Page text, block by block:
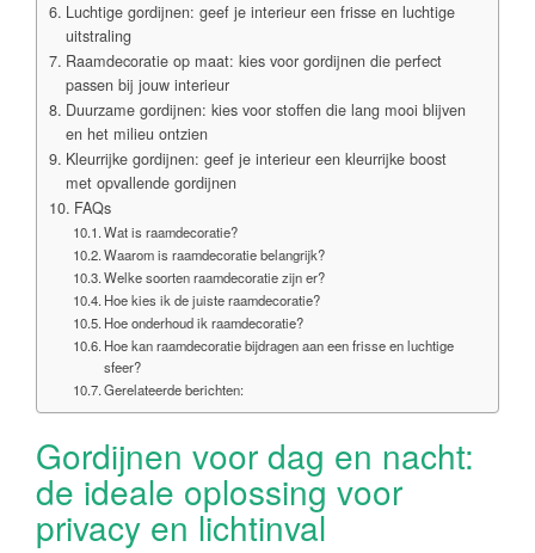
Luchtige gordijnen: geef je interieur een frisse en luchtige
uitstraling
Raamdecoratie op maat: kies voor gordijnen die perfect
passen bij jouw interieur
Duurzame gordijnen: kies voor stoffen die lang mooi blijven
en het milieu ontzien
Kleurrijke gordijnen: geef je interieur een kleurrijke boost
met opvallende gordijnen
FAQs
Wat is raamdecoratie?
Waarom is raamdecoratie belangrijk?
Welke soorten raamdecoratie zijn er?
Hoe kies ik de juiste raamdecoratie?
Hoe onderhoud ik raamdecoratie?
Hoe kan raamdecoratie bijdragen aan een frisse en luchtige
sfeer?
Gerelateerde berichten:
Gordijnen voor dag en nacht:
de ideale oplossing voor
privacy en lichtinval